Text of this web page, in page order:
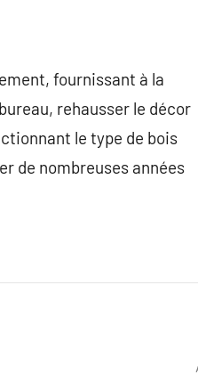
fournissant à la
rehausser le décor
le type de bois
de nombreuses années